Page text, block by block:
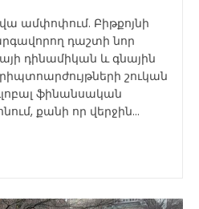
ամփոփում. Բիթքոյնի
դաշտի նոր
ֆինանսական
քանի որ վերջին...